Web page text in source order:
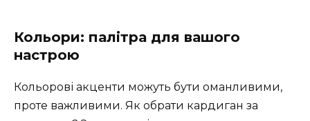
Кольори: палітра для вашого
настрою
Кольорові акценти можуть бути оманливими,
проте важливими. Як обрати кардиган за